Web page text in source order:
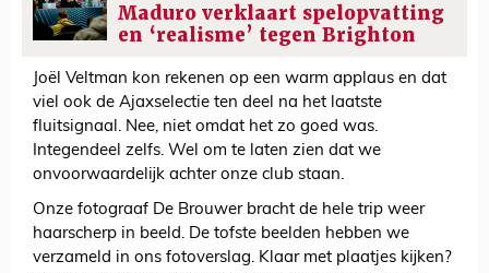
Maduro verklaart spelopvatting
en ‘realisme’ tegen Brighton
Joël Veltman kon rekenen op een warm applaus en dat
viel ook de Ajaxselectie ten deel na het laatste
fluitsignaal. Nee, niet omdat het zo goed was.
Integendeel zelfs. Wel om te laten zien dat we
onvoorwaardelijk achter onze club staan.
Onze fotograaf De Brouwer bracht de hele trip weer
haarscherp in beeld. De tofste beelden hebben we
verzameld in ons fotoverslag. Klaar met plaatjes kijken?